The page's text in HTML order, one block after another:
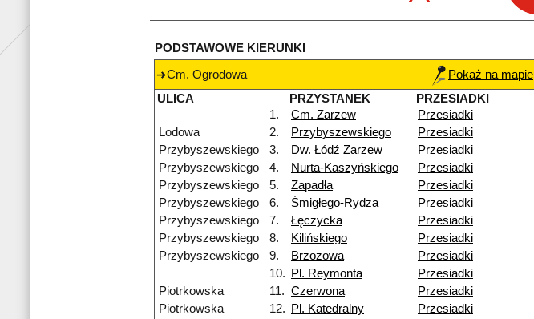
PODSTAWOWE KIERUNKI
Cm. Ogrodowa
Pokaż na mapie
ULICA
PRZYSTANEK
PRZESIADKI
1.
Cm. Zarzew
Przesiadki
Lodowa
2. Przybyszewskiego
Przesiadki
Przybyszewskiego
3. Dw. Łódź Zarzew
Przesiadki
Przybyszewskiego
4. Nurta-Kaszyńskiego
Przesiadki
Przybyszewskiego
5. Zapadła
Przesiadki
Przybyszewskiego
6. Śmigłego-Rydza
Przesiadki
Przybyszewskiego
7. Łęczycka
Przesiadki
Przybyszewskiego
8. Kilińskiego
Przesiadki
Przybyszewskiego
9. Brzozowa
Przesiadki
10.
Pl. Reymonta
Przesiadki
Piotrkowska
11. Czerwona
Przesiadki
Piotrkowska
12. Pl. Katedralny Przesiadki